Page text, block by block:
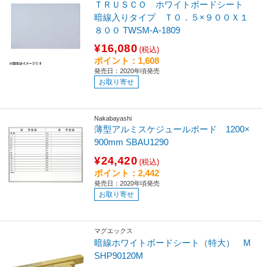
ＴＲＵＳＣＯ ホワイトボードシート
暗線入りタイプ Ｔ０．５×９００Ｘ１
８００ TWSM-A-1809
¥16,080 (税込)
ポイント：1,608
発売日：2020年頃発売
お取り寄せ
Nakabayashi
薄型アルミスケジュールボード 1200×
900mm SBAU1290
¥24,420 (税込)
ポイント：2,442
発売日：2020年頃発売
お取り寄せ
マグエックス
暗線ホワイトボードシート（特大） M
SHP90120M